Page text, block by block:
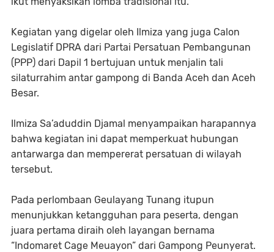
Kegiatan yang digelar oleh Ilmiza yang juga Calon
Legislatif DPRA dari Partai Persatuan Pembangunan
(PPP) dari Dapil 1 bertujuan untuk menjalin tali
silaturrahim antar gampong di Banda Aceh dan Aceh
Besar.
Ilmiza Sa’aduddin Djamal menyampaikan harapannya
bahwa kegiatan ini dapat memperkuat hubungan
antarwarga dan mempererat persatuan di wilayah
tersebut.
Pada perlombaan Geulayang Tunang itupun
menunjukkan ketangguhan para peserta, dengan
juara pertama diraih oleh layangan bernama
“Indomaret Cage Meuayon” dari Gampong Peunyerat.